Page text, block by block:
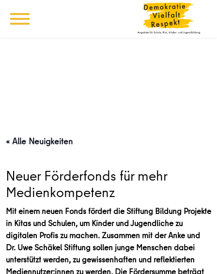
« Alle Neuigkeiten
Neuer Förderfonds für mehr
Medienkompetenz
Mit einem neuen Fonds fördert die Stiftung Bildung Projekte
in Kitas und Schulen, um Kinder und Jugendliche zu
digitalen Profis zu machen. Zusammen mit der Anke und
Dr. Uwe Schäkel Stiftung sollen junge Menschen dabei
unterstützt werden, zu gewissenhaften und reflektierten
Mediennutzer:innen zu werden. Die Fördersumme beträgt